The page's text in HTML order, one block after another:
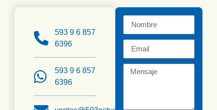
593 9 6 857
6396
593 9 6 857
6396